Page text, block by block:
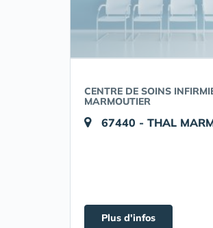
CENTRE DE SOINS
MARMOUTIER
67440 - THAL
Plus d'infos